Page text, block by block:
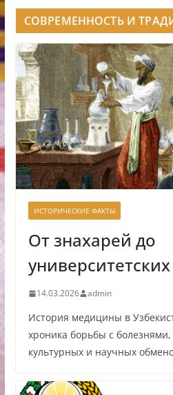
СОВРЕМЕННОСТЬ И
ИСТОРИЧЕСКИЕ ФАКТЫ
От знахарей до
14.03.2026 admin
История медицины в
хроника борьбы с болезнями,
культурных и научных